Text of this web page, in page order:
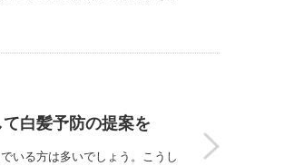
白髪予防の提案を
いる方は多いでしょう。こうし